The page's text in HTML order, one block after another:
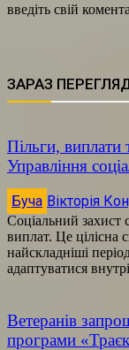
введіть свій
ЗАРАЗ
Пільги, виплати
Управління
Буча Вікторія
Соціальний
виплат. Це цілісна
найскладніші
адаптуватися
Ветеранів
програми